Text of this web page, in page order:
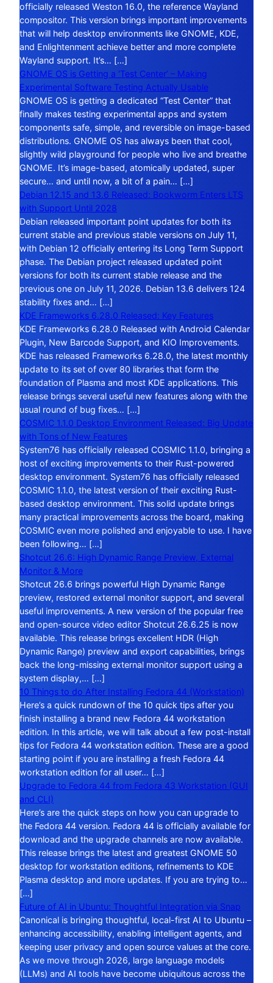
officially released Weston 16.0, the reference Wayland
compositor. This version brings important improvements
that will help desktop environments like GNOME, KDE,
and Enlightenment achieve better and more complete
Wayland support. It’s… […]
GNOME OS is Getting a ‘Test Center’ – Making
Experimental Software Testing Actually Usable
GNOME OS is getting a dedicated “Test Center” that
finally makes testing experimental apps and system
components safe, simple, and reversible on image-based
distributions. GNOME OS has always been that cool,
slightly wild playground for people who live and breathe
GNOME. It’s image-based, atomically updated, super
secure… and until now, a bit of a pain… […]
Debian 12.15 and 13.6 Released: Bookworm Enters LTS
with Support Until 2028
Debian released important point updates for both its
current stable and previous stable versions on July 11,
with Debian 12 officially entering its Long Term Support
phase. The Debian project released updated point
versions for both its current stable release and the
previous one on July 11, 2026. Debian 13.6 delivers 124
stability fixes and… […]
KDE Frameworks 6.28.0 Released: Key Features
KDE Frameworks 6.28.0 Released with Android Calendar
Plugin, New Barcode Support, and KIO Improvements.
KDE has released Frameworks 6.28.0, the latest monthly
update to its set of over 80 libraries that form the
foundation of Plasma and most KDE applications. This
release brings several useful new features along with the
usual round of bug fixes… […]
COSMIC 1.1.0 Desktop Environment Released: Big Update
with Tons of New Features
System76 has officially released COSMIC 1.1.0, bringing a
host of exciting improvements to their Rust-powered
desktop environment. System76 has officially released
COSMIC 1.1.0, the latest version of their exciting Rust-
based desktop environment. This solid update brings
many practical improvements across the board, making
COSMIC even more polished and enjoyable to use. I have
been following… […]
Shotcut 26.6: High Dynamic Range Preview, External
Monitor & More
Shotcut 26.6 brings powerful High Dynamic Range
preview, restored external monitor support, and several
useful improvements. A new version of the popular free
and open-source video editor Shotcut 26.6.25 is now
available. This release brings excellent HDR (High
Dynamic Range) preview and export capabilities, brings
back the long-missing external monitor support using a
system display,… […]
10 Things to do After Installing Fedora 44 (Workstation)
Here’s a quick rundown of the 10 quick tips after you
finish installing a brand new Fedora 44 workstation
edition. In this article, we will talk about a few post-install
tips for Fedora 44 workstation edition. These are a good
starting point if you are installing a fresh Fedora 44
workstation edition for all user… […]
Upgrade to Fedora 44 from Fedora 43 Workstation (GUI
and CLI)
Here’s are the quick steps on how you can upgrade to
the Fedora 44 version. Fedora 44 is officially available for
download and the upgrade channels are now available.
This release brings the latest and greatest GNOME 50
desktop for workstation editions, refinements to KDE
Plasma desktop and more updates. If you are trying to…
[…]
Future of AI in Ubuntu: Thoughtful Integration via Snap
Canonical is bringing thoughtful, local-first AI to Ubuntu –
enhancing accessibility, enabling intelligent agents, and
keeping user privacy and open source values at the core.
As we move through 2026, large language models
(LLMs) and AI tools have become ubiquitous across the